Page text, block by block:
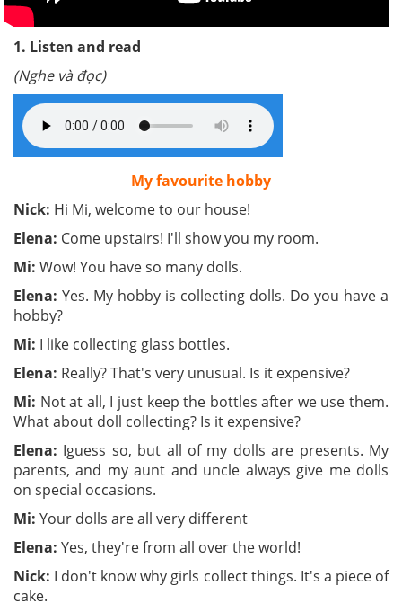
1. Listen and read
(Nghe và đọc)
My favourite hobby
Nick: Hi Mi, welcome to our house!
Elena: Come upstairs! I'll show you my room.
Mi: Wow! You have so many dolls.
Elena: Yes. My hobby is collecting dolls. Do you have a
hobby?
Mi: I like collecting glass bottles.
Elena: Really? That's very unusual. Is it expensive?
Mi: Not at all, I just keep the bottles after we use them.
What about doll collecting? Is it expensive?
Elena: Iguess so, but all of my dolls are presents. My
parents, and my aunt and uncle always give me dolls
on special occasions.
Mi: Your dolls are all very different
Elena: Yes, they're from all over the world!
Nick: I don't know why girls collect things. It's a piece of
cake.